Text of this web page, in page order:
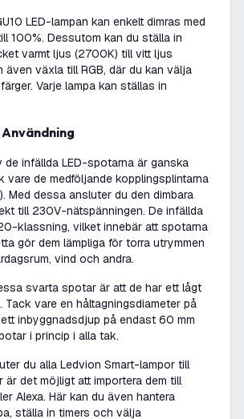
LED-lampan kan enkelt dimras med
100%. Dessutom kan du ställa in
varmt ljus (2700K) till vitt ljus
även växla till RGB, där du kan välja
Varje lampa kan ställas in
de infällda LED-spotarna är ganska
vare de medföljande kopplingsplintarna
Med dessa ansluter du den dimbara
till 230V-nätspänningen. De infällda
klassning, vilket innebär att spotarna
gör dem lämpliga för torra utrymmen
vind och andra.
svarta spotar är att de har ett lågt
Tack vare en håltagningsdiameter på
inbyggnadsdjup på endast 60 mm
i princip i alla tak.
du alla Ledvion Smart-lampor till
är det möjligt att importera dem till
Alexa. Här kan du även hantera
ställa in timers och välja